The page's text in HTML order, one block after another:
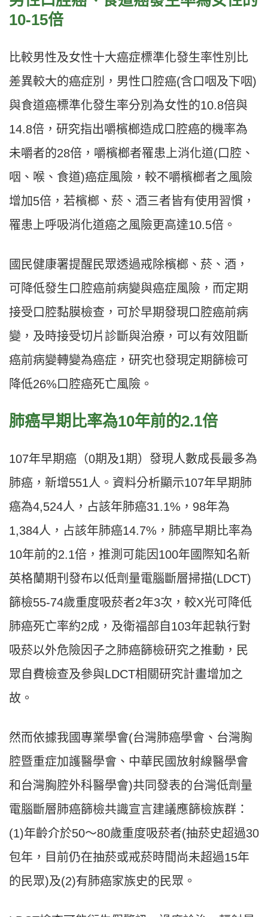
10-15倍
比較男性及女性十大癌症標準化發生率性別比
差異較大的癌症別，男性口腔癌(含口咽及下咽)
與食道癌標準化發生率分別為女性的10.8倍與
14.8倍，研究指出嚼檳榔造成口腔癌的機率為
未嚼者的28倍，嚼檳榔者罹患上消化道(口腔、
咽、喉、食道)癌症風險，較不嚼檳榔者之風險
增加5倍，若檳榔、菸、酒三者皆有使用習慣，
罹患上呼吸消化道癌之風險更高達10.5倍。
國民健康署提醒民眾透過戒除檳榔、菸、酒，
可降低發生口腔癌前病變與癌症風險，而定期
接受口腔黏膜檢查，可於早期發現口腔癌前病
變，及時接受切片診斷與治療，可以有效阻斷
癌前病變轉變為癌症，研究也發現定期篩檢可
降低26%口腔癌死亡風險。
肺癌早期比率為10年前的2.1倍
107年早期癌（0期及1期）發現人數成長最多為
肺癌，新增551人。資料分析顯示107年早期肺
癌為4,524人，占該年肺癌31.1%，98年為
1,384人，占該年肺癌14.7%，肺癌早期比率為
10年前的2.1倍，推測可能因100年國際知名新
英格蘭期刊發布以低劑量電腦斷層掃描(LDCT)
篩檢55-74歲重度吸菸者2年3次，較X光可降低
肺癌死亡率約2成，及衛福部自103年起執行對
吸菸以外危險因子之肺癌篩檢研究之推動，民
眾自費檢查及參與LDCT相關研究計畫增加之
故。
然而依據我國專業學會(台灣肺癌學會、台灣胸
腔暨重症加護醫學會、中華民國放射線醫學會
和台灣胸腔外科醫學會)共同發表的台灣低劑量
電腦斷層肺癌篩檢共識宣言建議應篩檢族群：
(1)年齡介於50～80歲重度吸菸者(抽菸史超過30
包年，目前仍在抽菸或戒菸時間尚未超過15年
的民眾)及(2)有肺癌家族史的民眾。